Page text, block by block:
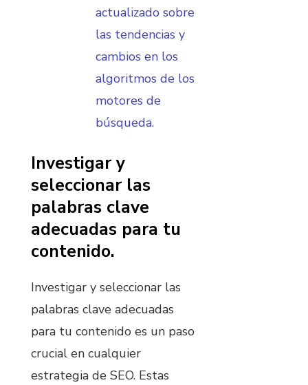
actualizado sobre
las tendencias y
cambios en los
algoritmos de los
motores de
búsqueda.
Investigar y
seleccionar las
palabras clave
adecuadas para tu
contenido.
Investigar y seleccionar las
palabras clave adecuadas
para tu contenido es un paso
crucial en cualquier
estrategia de SEO. Estas